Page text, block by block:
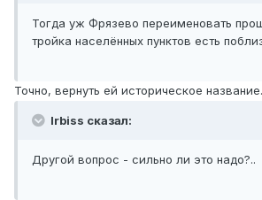
Тогда уж Фрязево переименовать
тройка населённых пунктов есть
Точно, вернуть ей историческое
Irbiss сказал:
Другой вопрос - сильно ли это надо?..